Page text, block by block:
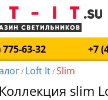
775-63-32
+7
/ Loft It/Slim
Коллекция slim